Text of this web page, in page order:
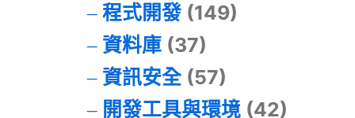
程式開發(149)
資料庫(37)
資訊安全(57)
開發工具與環境(42)